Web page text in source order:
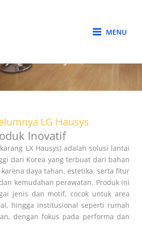
MENU
LG Hausys
Inovatif
LX Hausys) adalah solusi lantai
dari Korea yang terbuat dari bahan
karena daya tahan, estetika, serta fitur
kemudahan perawatan. Produk ini
jenis dan motif, cocok untuk area
hingga institusional seperti rumah
dengan fokus pada performa dan